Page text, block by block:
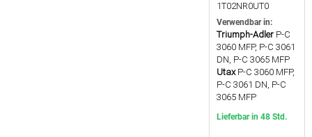
1T02NR0UT0
Verwendbar in:
Triumph-Adler P-C
3060 MFP, P-C 3061
DN, P-C 3065 MFP
UtaxP-C 3060 MFP,
P-C 3061 DN, P-C
3065 MFP
Lieferbar in 48 Std.